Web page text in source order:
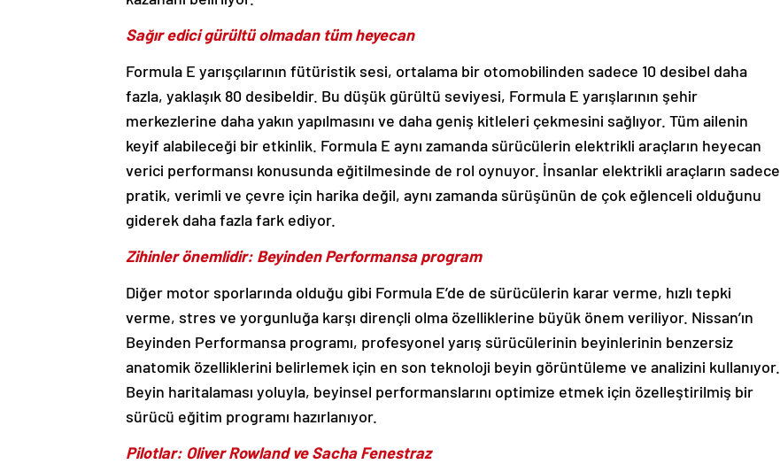
Sağır edici gürültü olmadan tüm heyecan
Formula E yarışçılarının fütüristik sesi, ortalama bir otomobilinden sadece 10 desibel daha
fazla, yaklaşık 80 desibeldir. Bu düşük gürültü seviyesi, Formula E yarışlarının şehir
merkezlerine daha yakın yapılmasını ve daha geniş kitleleri çekmesini sağlıyor. Tüm ailenin
keyif alabileceği bir etkinlik. Formula E aynı zamanda sürücülerin elektrikli araçların heyecan
verici performansı konusunda eğitilmesinde de rol oynuyor. İnsanlar elektrikli araçların sadece
pratik, verimli ve çevre için harika değil, aynı zamanda sürüşünün de çok eğlenceli olduğunu
giderek daha fazla fark ediyor.
Zihinler önemlidir: Beyinden Performansa program
Diğer motor sporlarında olduğu gibi Formula E’de de sürücülerin karar verme, hızlı tepki
verme, stres ve yorgunluğa karşı dirençli olma özelliklerine büyük önem veriliyor. Nissan’ın
Beyinden Performansa programı, profesyonel yarış sürücülerinin beyinlerinin benzersiz
anatomik özelliklerini belirlemek için en son teknoloji beyin görüntüleme ve analizini kullanıyor.
Beyin haritalaması yoluyla, beyinsel performanslarını optimize etmek için özelleştirilmiş bir
sürücü eğitim programı hazırlanıyor.
Pilotlar: Oliver Rowland ve Sacha Fenestraz